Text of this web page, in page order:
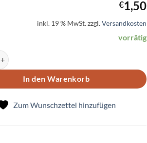
€1,50
inkl. 19 % MwSt.zzgl.Versandkosten
vorrätig
Füchse Menge
In den Warenkorb
Zum Wunschzettel hinzufügen